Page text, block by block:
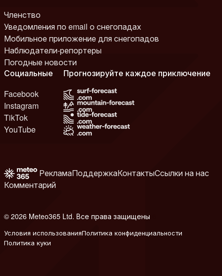
Членство
Уведомления по email о снегопадах
Мобильное приложение для снегопадов
Наблюдатели-репортеры
Погодные новости
Социальные
Facebook
Instagram
TikTok
YouTube
Прогнозируйте каждое приключение
РекламаПоддержкаКонтактыСсылки на нас
Комментарий
© 2026 Meteo365 Ltd. Все права защищены
Условия использованияПолитика конфиденциальности
Политика куки